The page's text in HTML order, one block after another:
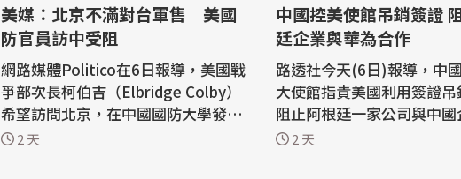
美媒：北京不滿對台軍售 美國
防官員訪中受阻
網路媒體Politico在6日報導，美國戰
爭部次長柯伯吉（Elbridge Colby）
希望訪問北京，在中國國防大學發表
談話，但中方對去年底批准的110億
2 天
中國控美使館吊銷簽證
廷企業與華為合作
路透社今天(6日)報導，中
大使館指責美國利用簽證
阻止阿根廷一家公司與中
(Huawei)的合作，稱此舉
2 天